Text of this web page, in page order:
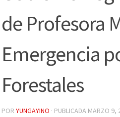
de Profesora
Emergencia
Forestales
POR YUNGAYINO · PUBLICADA MARZO 9,